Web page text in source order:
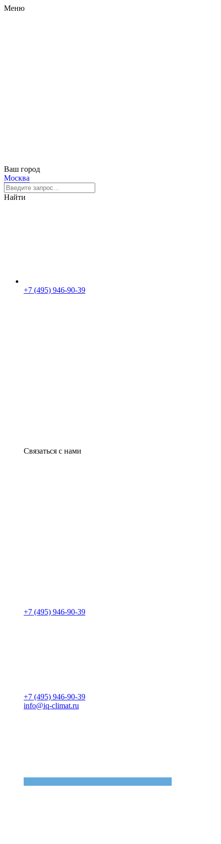
Меню
Ваш город
Москва
Найти
+7 (495) 946-90-39
Связаться с нами
+7 (495) 946-90-39
+7 (495) 946-90-39
info@iq-climat.ru